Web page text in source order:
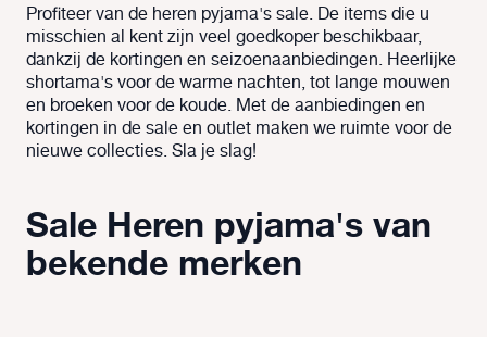
Profiteer van de heren pyjama's sale. De items die u
misschien al kent zijn veel goedkoper beschikbaar,
dankzij de kortingen en seizoenaanbiedingen. Heerlijke
shortama's voor de warme nachten, tot lange mouwen
en broeken voor de koude. Met de aanbiedingen en
kortingen in de sale en outlet maken we ruimte voor de
nieuwe collecties. Sla je slag!
Sale Heren pyjama's van
bekende merken